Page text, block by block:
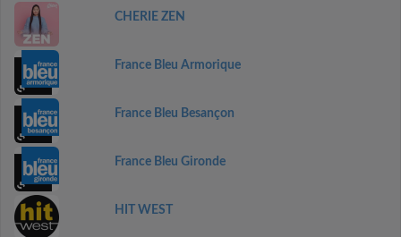
CHERIE ZEN
France Bleu Armorique
France Bleu Besançon
France Bleu Gironde
HIT WEST